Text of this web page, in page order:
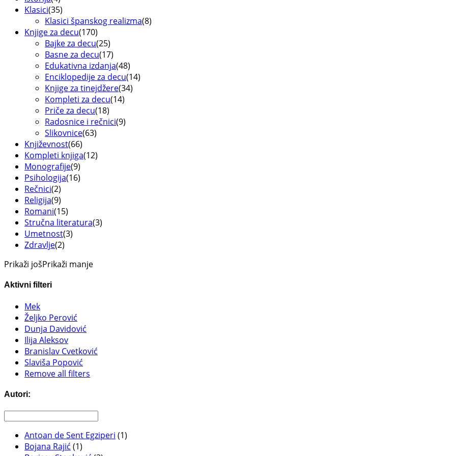
Klasici(35)
Klasici španskog realizma(8)
Knjige za decu(170)
Bajke za decu(25)
Basne za decu(17)
Edukativna izdanja(48)
Enciklopedije za decu(14)
Knjige za tinejdžere(34)
Kompleti za decu(14)
Priče za decu(18)
Radosnice i rečnici(9)
Slikovnice(63)
Književnost(66)
Kompleti knjiga(12)
Monografije(9)
Psihologija(16)
Rečnici(2)
Religija(9)
Romani(15)
Stručna literatura(3)
Umetnost(3)
Zdravlje(2)
Prikaži jošPrikaži manje
Aktivni filteri
Mek
Željko Perović
Dunja Davidović
Ilija Aleksov
Branislav Cvetković
Slaviša Popović
Remove all filters
Autori:
Antoan de Sent Egziperi (1)
Bojana Rajić (1)